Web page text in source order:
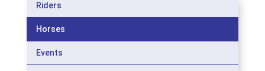
Riders
Horses
Events